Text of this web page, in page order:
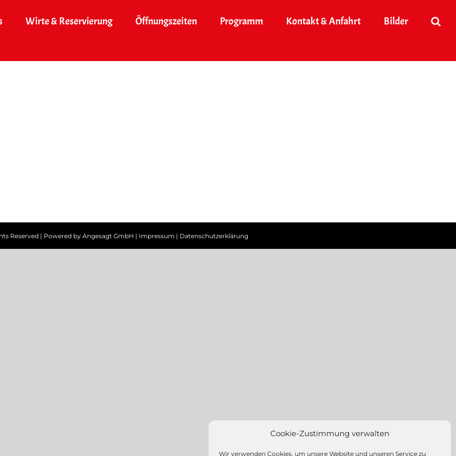
Cookie-Zustimmung verwalten
Wir verwenden Cookies, um unsere Website und unseren Service zu
Wirte & Reservierung Öffnungszeiten Programm Kontakt & Anfahrt Bilder
Reserved | Powered by Angesagt GmbH | Impressum | Datenschutzerklärung